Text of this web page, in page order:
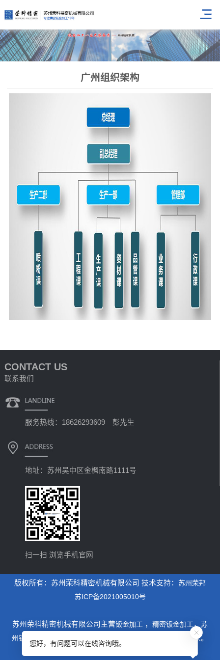
广州组织架构
CONTACT US
联系我们
服务热线：18626293609 彭先生
地址：苏州吴中区金枫南路1111号
扫一扫 浏览手机官网
版权所有：苏州荣科精密机械有限公司 技术支持： 苏州荣邦
苏ICP备2021005010号
苏州荣科精密机械有限公司主营钣金加工 ， 精密钣金加工， 苏
州钣金加工
，是一家专业从事设计制造钣金加工为主的厂家。
您好，有问题可以在线咨询哦。